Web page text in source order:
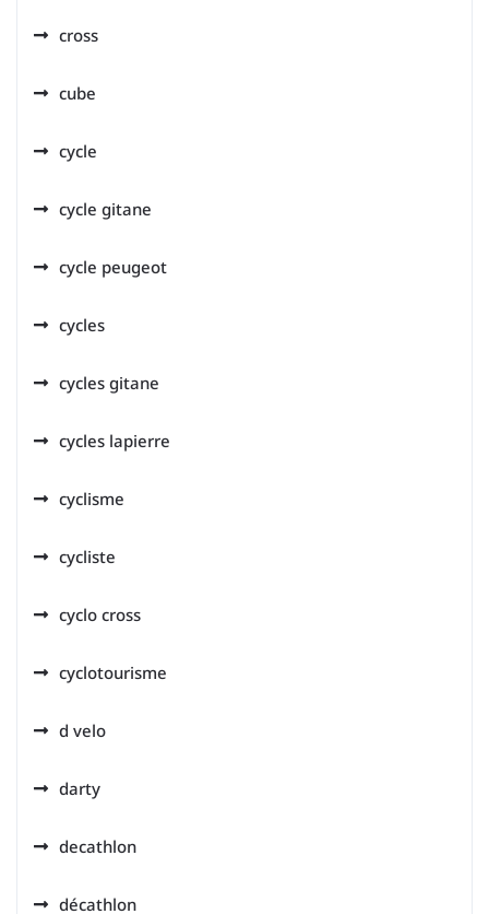
cross
cube
cycle
cycle gitane
cycle peugeot
cycles
cycles gitane
cycles lapierre
cyclisme
cycliste
cyclo cross
cyclotourisme
d velo
darty
decathlon
décathlon